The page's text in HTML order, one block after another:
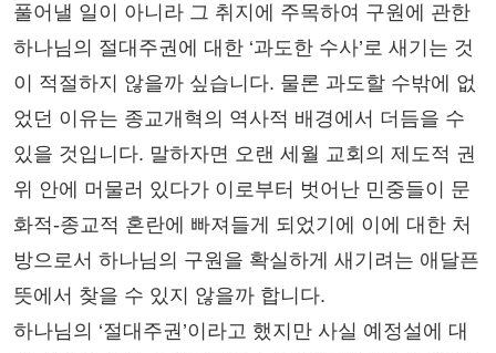
풀어낼 일이 아니라 그 취지에 주목하여 구원에 관한
하나님의 절대주권에 대한 ‘과도한 수사’로 새기는 것
이 적절하지 않을까 싶습니다. 물론 과도할 수밖에 없
었던 이유는 종교개혁의 역사적 배경에서 더듬을 수
있을 것입니다. 말하자면 오랜 세월 교회의 제도적 권
위 안에 머물러 있다가 이로부터 벗어난 민중들이 문
화적-종교적 혼란에 빠져들게 되었기에 이에 대한 처
방으로서 하나님의 구원을 확실하게 새기려는 애달픈
뜻에서 찾을 수 있지 않을까 합니다.
하나님의 ‘절대주권’이라고 했지만 사실 예정설에 대